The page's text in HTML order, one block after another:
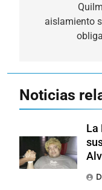
entradas
aislamiento
Noticias
La